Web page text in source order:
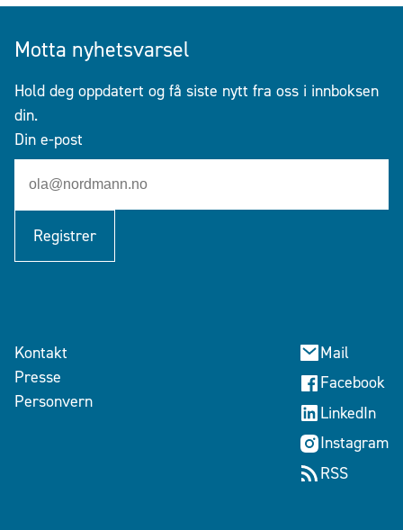
Motta nyhetsvarsel
Hold deg oppdatert og få siste nytt fra oss i innboksen
din.
Din e-post
Registrer
Kontakt
Presse
Personvern
Mail
Facebook
LinkedIn
Instagram
RSS